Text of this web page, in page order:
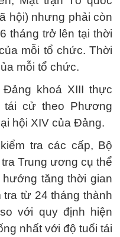
hội) nhưng phải còn
tháng trở lên tại thời
mỗi tổ chức. Thời
mỗi tổ chức.
khoá XIII thực
cử theo Phương
hội XIV của Đảng.
tra các cấp, Bộ
Trung ương cụ thể
tăng thời gian
từ 24 tháng thành
với quy định hiện
nhất với độ tuổi tái